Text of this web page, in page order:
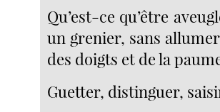
Qu’est-ce qu’être
un grenier, sans
des doigts et de la
Guetter, distinguer,